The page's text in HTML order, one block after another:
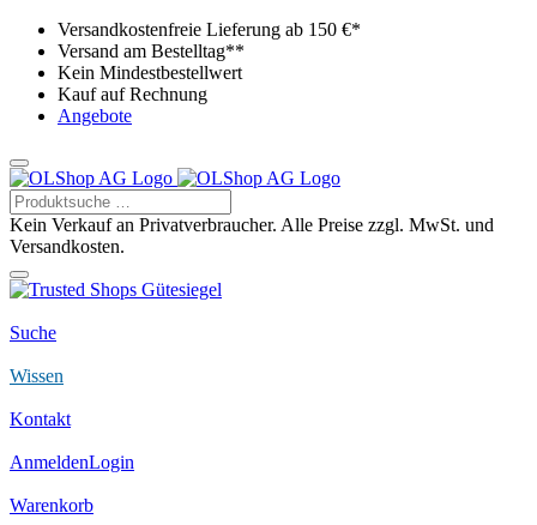
Versandkostenfreie Lieferung ab 150 €*
Versand am Bestelltag**
Kein Mindestbestellwert
Kauf auf Rechnung
Angebote
Kein Verkauf an Privatverbraucher. Alle Preise zzgl. MwSt. und
Versandkosten.
Suche
Wissen
Kontakt
AnmeldenLogin
Warenkorb